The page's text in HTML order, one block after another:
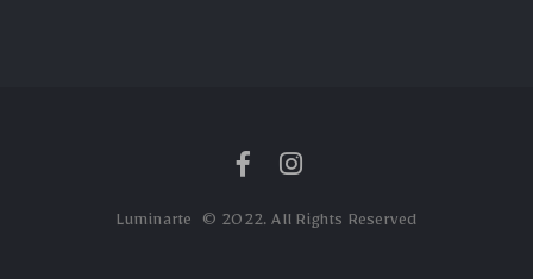
Luminarte © 2022. All Rights Reserved